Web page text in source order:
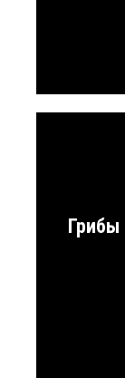
Грибы